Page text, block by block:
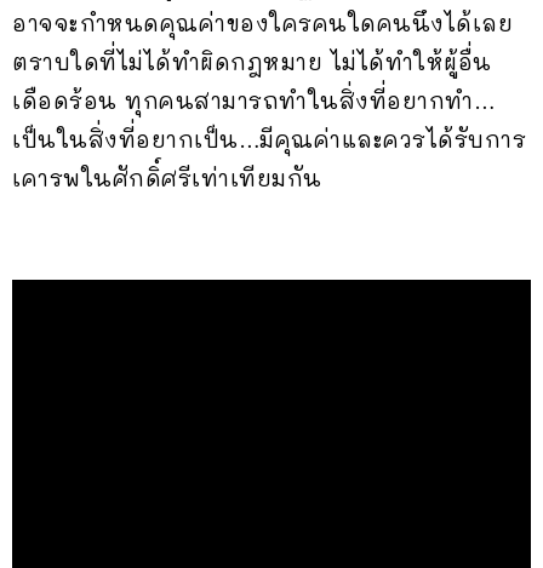
อาจจะกำหนดคุณค่าของใครคนใดคนนึงได้เลย
ตราบใดที่ไม่ได้ทำผิดกฎหมาย ไม่ได้ทำให้ผู้อื่น
เดือดร้อน ทุกคนสามารถทำในสิ่งที่อยากทำ…
เป็นในสิ่งที่อยากเป็น…มีคุณค่าและควรได้รับการ
เคารพในศักดิ์ศรีเท่าเทียมกัน